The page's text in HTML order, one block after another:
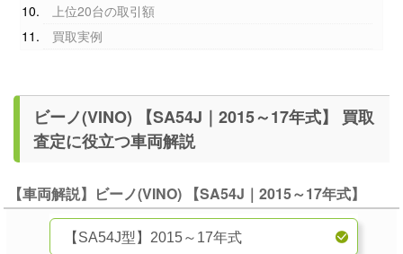
上位20台の取引額
買取実例
ビーノ(VINO) 【SA54J｜2015～17年式】 買取
査定に役立つ車両解説
【車両解説】ビーノ(VINO) 【SA54J｜2015～17年式】